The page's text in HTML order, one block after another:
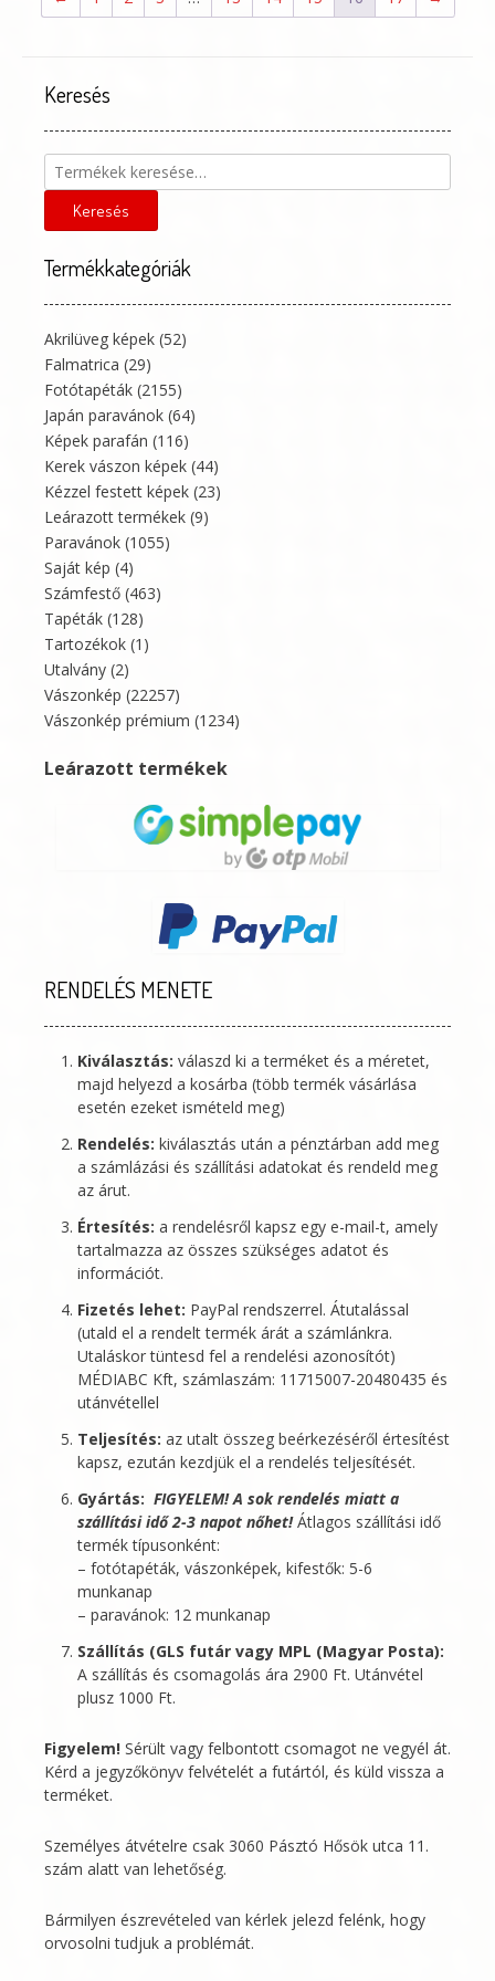
Keresés
Keresés
a
következőre:
Keresés
Termékkategóriák
Akrilüveg képek (52)
Falmatrica (29)
Fotótapéták (2155)
Japán paravánok (64)
Képek parafán (116)
Kerek vászon képek (44)
Kézzel festett képek (23)
Leárazott termékek (9)
Paravánok (1055)
Saját kép (4)
Számfestő (463)
Tapéták (128)
Tartozékok (1)
Utalvány (2)
Vászonkép (22257)
Vászonkép prémium (1234)
Leárazott termékek
RENDELÉS MENETE
Kiválasztás: válaszd ki a terméket és a méretet,
majd helyezd a kosárba (több termék vásárlása
esetén ezeket ismételd meg)
Rendelés: kiválasztás után a pénztárban add meg
a számlázási és szállítási adatokat és rendeld meg
az árut.
Értesítés: a rendelésről kapsz egy e-mail-t, amely
tartalmazza az összes szükséges adatot és
információt.
Fizetés lehet: PayPal rendszerrel. Átutalással
(utald el a rendelt termék árát a számlánkra.
Utaláskor tüntesd fel a rendelési azonosítót)
MÉDIABC Kft, számlaszám: 11715007-20480435 és
utánvétellel
Teljesítés: az utalt összeg beérkezéséről értesítést
kapsz, ezután kezdjük el a rendelés teljesítését.
Gyártás: FIGYELEM! A sok rendelés miatt a
szállítási idő 2-3 napot nőhet!Átlagos szállítási idő
termék típusonként:
– fotótapéták, vászonképek, kifestők: 5-6
munkanap
– paravánok: 12 munkanap
Szállítás (GLS futár vagy MPL (Magyar Posta):
A szállítás és csomagolás ára 2900 Ft. Utánvétel
plusz 1000 Ft.
Figyelem! Sérült vagy felbontott csomagot ne vegyél át.
Kérd a jegyzőkönyv felvételét a futártól, és küld vissza a
terméket.
Személyes átvételre csak 3060 Pásztó Hősök utca 11.
szám alatt van lehetőség.
Bármilyen észrevételed van kérlek jelezd felénk, hogy
orvosolni tudjuk a problémát.